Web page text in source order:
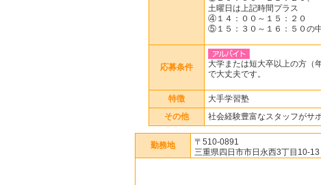
土曜日は上記時間プラス
④１４：００～１５：２０
⑤１５：３０～１６：５０の
応募条件
大学または短大卒以上の方（
で大丈夫です。
特徴 大手学習塾
その他 社会経験豊富なスタッフがサ
勤務地
〒510-0891
三重県四日市市日永西3丁目10-